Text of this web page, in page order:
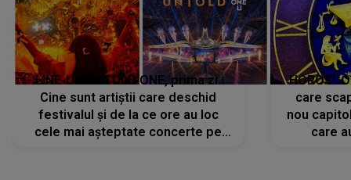
LINE-UP UNTOLD ONE, prima zi.
Cine sunt artiștii care deschid
festivalul și de la ce ore au loc
cele mai așteptate concerte pe
care
nou
care